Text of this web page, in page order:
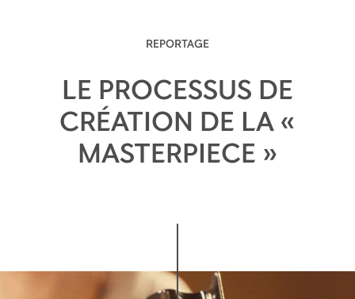
peu sept notes de dégustation.
REPORTAGE
LE PROCESSUS DE
CRÉATION DE LA «
MASTERPIECE »